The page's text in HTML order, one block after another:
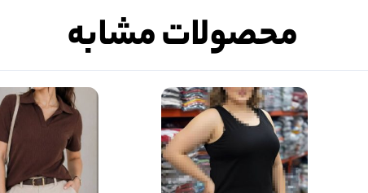
ثبـــــت‌دیدگاه
به‌عنوان کاربر
محصولات مشابه